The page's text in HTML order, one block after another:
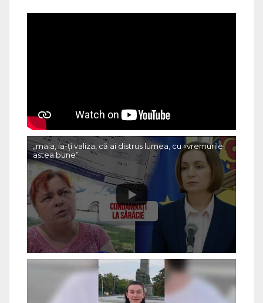
„maia, ia-ți valiza, că ai distrus lumea, cu «vremurile
astea bune”